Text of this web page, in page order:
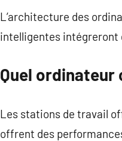
L’architecture des
intelligentes intégreront
Quel ordinateur
Les stations de travail
offrent des